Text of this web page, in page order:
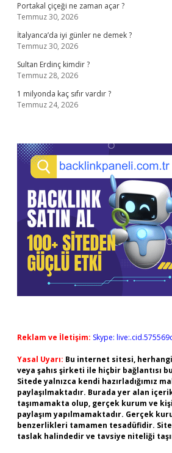
Portakal çiçeği ne zaman açar ?
Temmuz 30, 2026
İtalyanca’da iyi günler ne demek ?
Temmuz 30, 2026
Sultan Erdinç kimdir ?
Temmuz 28, 2026
1 milyonda kaç sıfır vardır ?
Temmuz 24, 2026
Reklam ve İletişim: Skype:
Yasal Uyarı: Bu internet sitesi,
veya şahıs şirketi ile hiçbir bağlantısı
Sitede yalnızca kendi hazırladığımız
paylaşılmaktadır. Burada yer alan
taşımamakta olup, gerçek kurum ve
paylaşım yapılmamaktadır. Gerçek
benzerlikleri tamamen tesadüfidir.
taslak halindedir ve tavsiye niteliği